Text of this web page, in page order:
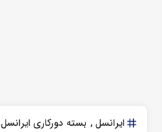
ایرانسل بسته دورکاری ایرانسل